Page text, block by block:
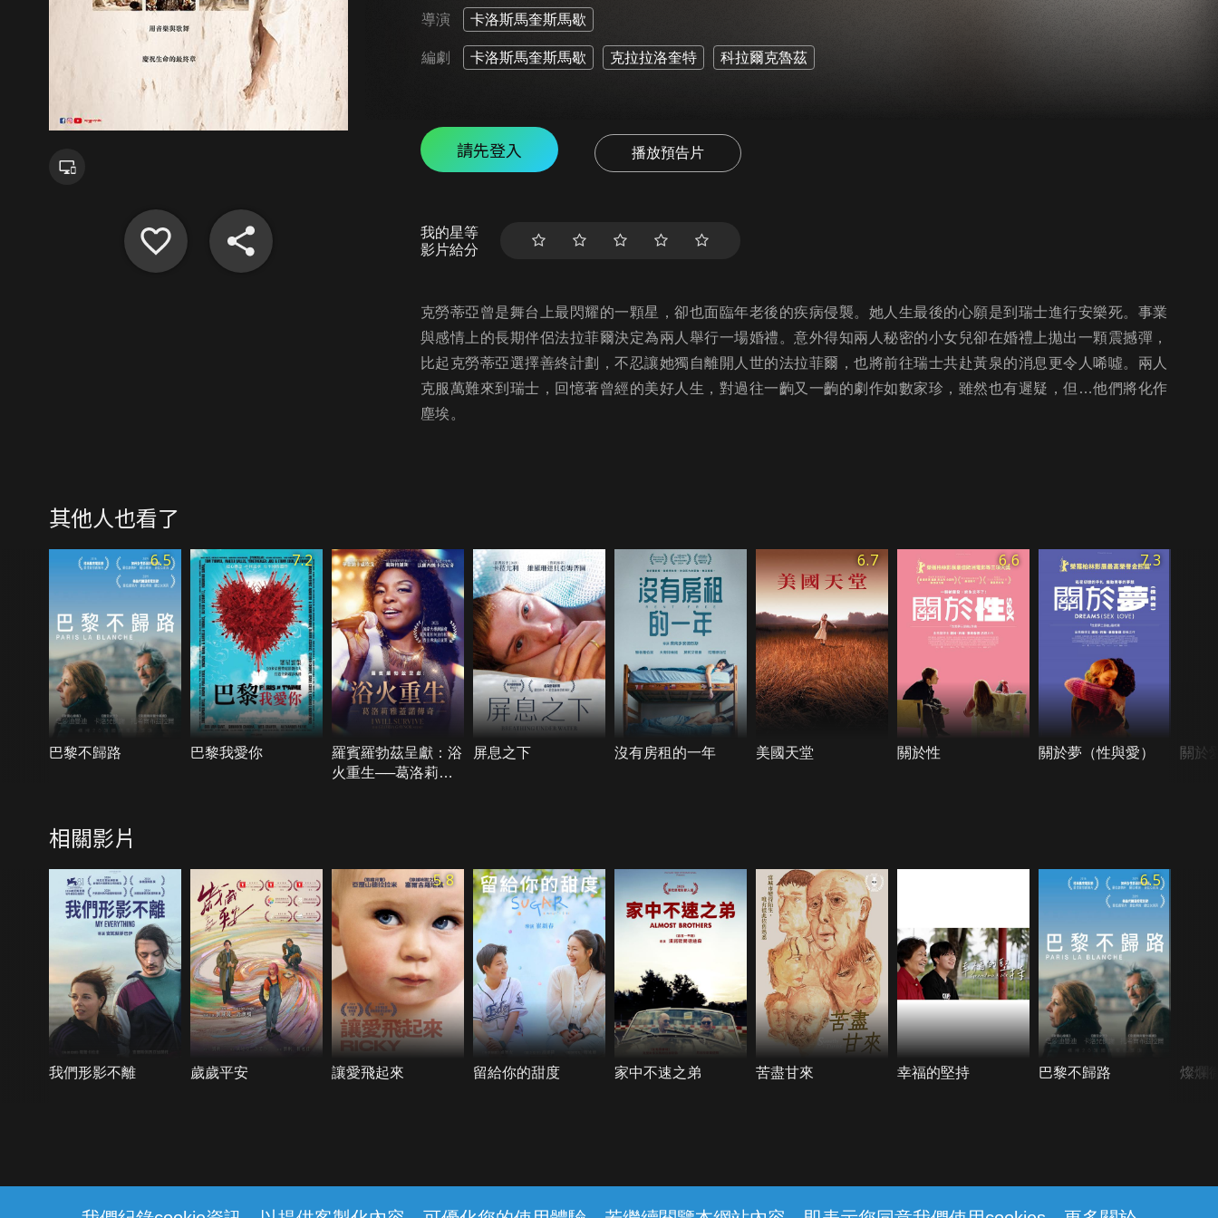
導演 卡洛斯馬奎斯馬歇
編劇 卡洛斯馬奎斯馬歇 克拉拉洛奎特 科拉爾克魯茲
請先登入 播放預告片
我的星等
影片給分
克勞蒂亞曾是舞台上最閃耀的一顆星，卻也面臨年老後的疾病侵襲。她人生最後的心願是到瑞士進行安樂死。事業
與感情上的長期伴侶法拉菲爾決定為兩人舉行一場婚禮。意外得知兩人秘密的小女兒卻在婚禮上拋出一顆震撼彈，
比起克勞蒂亞選擇善終計劃，不忍讓她獨自離開人世的法拉菲爾，也將前往瑞士共赴黃泉的消息更令人唏噓。兩人
克服萬難來到瑞士，回憶著曾經的美好人生，對過往一齣又一齣的劇作如數家珍，雖然也有遲疑，但…他們將化作
塵埃。
其他人也看了
6.5
巴黎不歸路
7.2
巴黎我愛你
羅賓羅勃茲呈獻：浴
火重生──葛洛莉雅
屏息之下 沒有房租的一年
6.7
美國天堂
6.6
關於性
7.3
關於夢（性與愛） 關於
相關影片
我們形影不離 歲歲平安
5.8
讓愛飛起來 留給你的甜度 家中不速之弟 苦盡甘來 幸福的堅持
6.5
巴黎不歸路 燦爛
線上客服 服務條款 隱私權保護